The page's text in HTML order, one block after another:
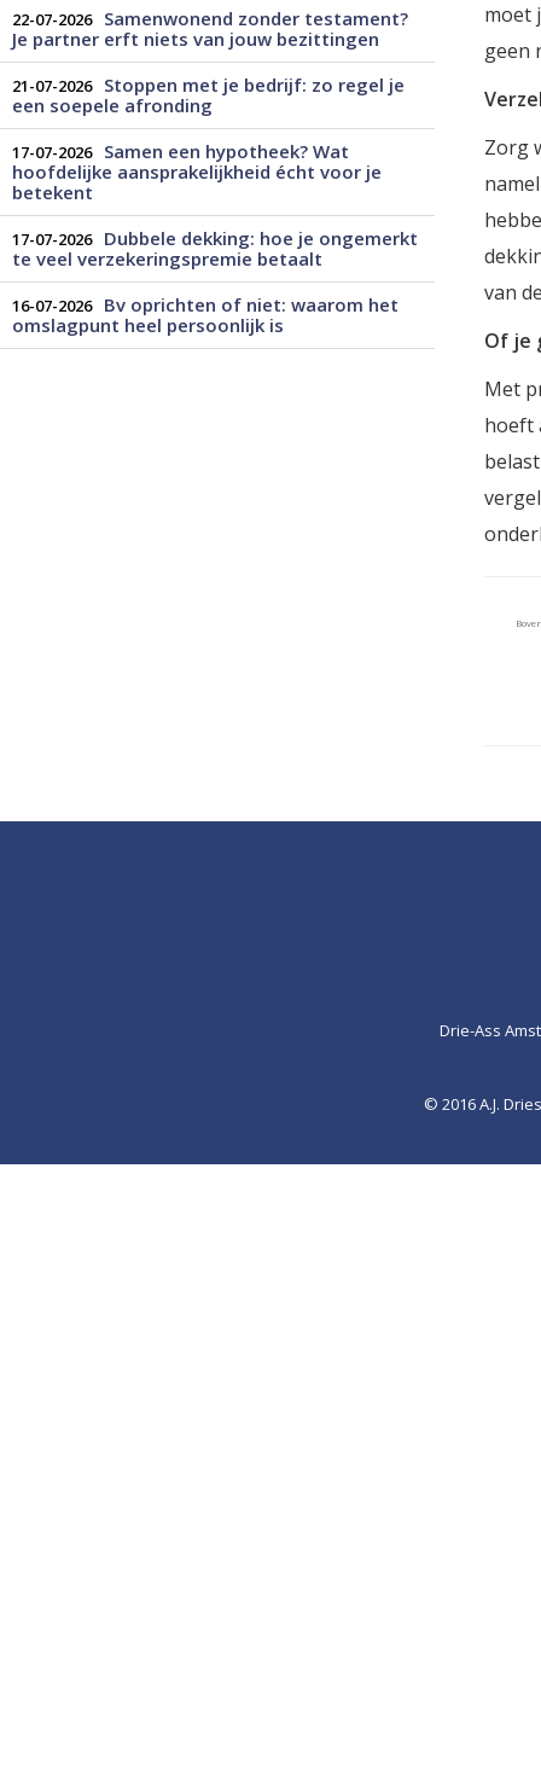
22-07-2026
Samenwonend zonder testament?
Je partner erft niets van jouw bezittingen
21-07-2026
Stoppen met je bedrijf: zo regel je
een soepele afronding
17-07-2026
Samen een hypotheek? Wat
hoofdelijke aansprakelijkheid écht voor je
betekent
17-07-2026
Dubbele dekking: hoe je ongemerkt
te veel verzekeringspremie betaalt
16-07-2026
Bv oprichten of niet: waarom het
omslagpunt heel persoonlijk is
moet
geen
Zorg
van
Of je
Met
hoeft
Drie-Ass
© 2016 A.J.